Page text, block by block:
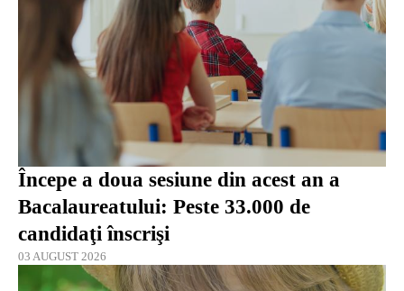
Începe a doua sesiune din acest an a
Bacalaureatului: Peste 33.000 de
candidaţi înscrişi
03 AUGUST 2026